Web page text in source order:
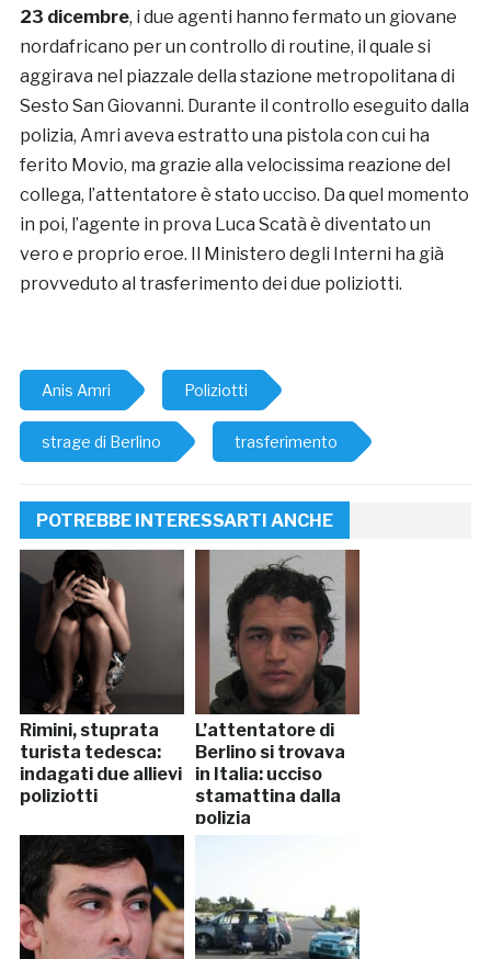
23 dicembre, i due agenti hanno fermato un giovane
nordafricano per un controllo di routine, il quale si
aggirava nel piazzale della stazione metropolitana di
Sesto San Giovanni. Durante il controllo eseguito dalla
polizia, Amri aveva estratto una pistola con cui ha
ferito Movio, ma grazie alla velocissima reazione del
collega, l’attentatore è stato ucciso. Da quel momento
in poi, l’agente in prova Luca Scatà è diventato un
vero e proprio eroe. Il Ministero degli Interni ha già
provveduto al trasferimento dei due poliziotti.
Anis Amri Poliziotti
strage di Berlino trasferimento
POTREBBE INTERESSARTI ANCHE
Rimini, stuprata
turista tedesca:
indagati due allievi
poliziotti
L’attentatore di
Berlino si trovava
in Italia: ucciso
stamattina dalla
polizia